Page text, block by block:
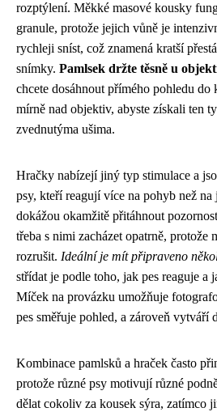
rozptýlení. Měkké masové kousky
granule, protože jejich vůně je
rychleji sníst, což znamená kratší
snímky. Pamlsek držte těsně u
chcete dosáhnout přímého pohledu do
mírně nad objektiv, abyste získali ten
zvednutýma ušima.
Hračky nabízejí jiný typ stimulace a
psy, kteří reagují více na pohyb než
dokážou okamžitě přitáhnout
třeba s nimi zacházet opatrně, protože
rozrušit. Ideální je mít připraveno
střídat je podle toho, jak pes reaguje a
Míček na provázku umožňuje
pes směřuje pohled, a zároveň vytváří
Kombinace pamlsků a hraček často
protože různé psy motivují různé
dělat cokoliv za kousek sýra, zatímco